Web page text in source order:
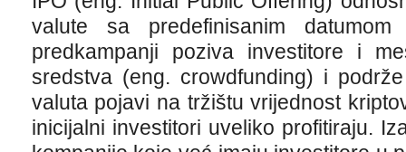
valute sa predefinisanim
predkampanji poziva investitore i
sredstva (eng. crowdfunding) i
valuta pojavi na tržištu vrijednost
inicijalni investitori uveliko profitiraju.